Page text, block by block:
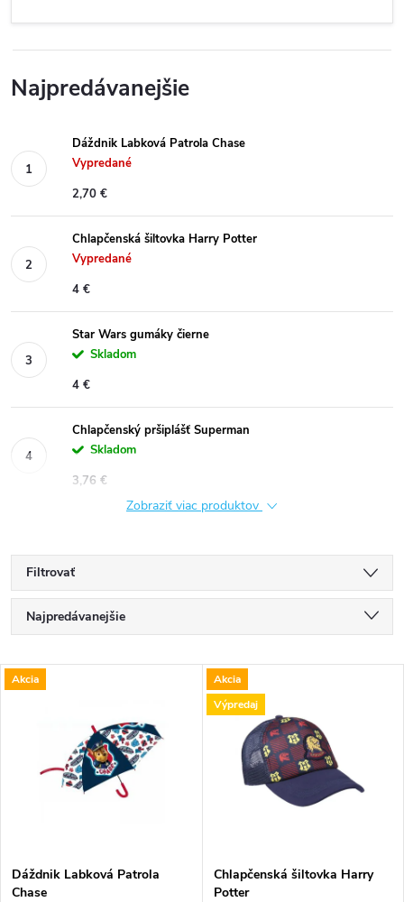
Najpredávanejšie
Dáždnik Labková Patrola Chase
Vypredané
2,70 €
Chlapčenská šiltovka Harry Potter
Vypredané
4 €
Star Wars gumáky čierne
Skladom
4 €
Chlapčenský pršiplášť Superman
Skladom
3,76 €
Zobraziť viac produktov
Filtrovať
R
a
e
Najpredávanejšie
Najdrahšie
V
s
Akcia
Dáždnik Labková Patrola
Chase
Akcia
Výpredaj
Chlapčenská šiltovka Harry
Potter